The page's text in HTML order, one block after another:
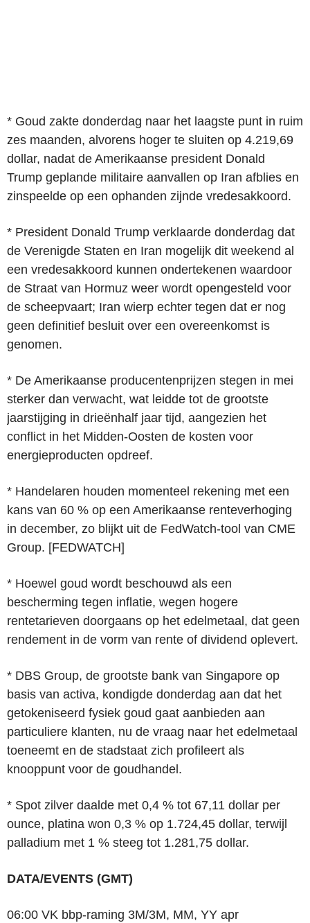
* Goud zakte donderdag naar het laagste punt in ruim
zes maanden, alvorens hoger te sluiten op 4.219,69
dollar, nadat de Amerikaanse president Donald
Trump geplande militaire aanvallen op Iran afblies en
zinspeelde op een ophanden zijnde vredesakkoord.
* President Donald Trump verklaarde donderdag dat
de Verenigde Staten en Iran mogelijk dit weekend al
een vredesakkoord kunnen ondertekenen waardoor
de Straat van Hormuz weer wordt opengesteld voor
de scheepvaart; Iran wierp echter tegen dat er nog
geen definitief besluit over een overeenkomst is
genomen.
* De Amerikaanse producentenprijzen stegen in mei
sterker dan verwacht, wat leidde tot de grootste
jaarstijging in drieënhalf jaar tijd, aangezien het
conflict in het Midden-Oosten de kosten voor
energieproducten opdreef.
* Handelaren houden momenteel rekening met een
kans van 60 % op een Amerikaanse renteverhoging
in december, zo blijkt uit de FedWatch-tool van CME
Group. [FEDWATCH]
* Hoewel goud wordt beschouwd als een
bescherming tegen inflatie, wegen hogere
rentetarieven doorgaans op het edelmetaal, dat geen
rendement in de vorm van rente of dividend oplevert.
* DBS Group, de grootste bank van Singapore op
basis van activa, kondigde donderdag aan dat het
getokeniseerd fysiek goud gaat aanbieden aan
particuliere klanten, nu de vraag naar het edelmetaal
toeneemt en de stadstaat zich profileert als
knooppunt voor de goudhandel.
* Spot zilver daalde met 0,4 % tot 67,11 dollar per
ounce, platina won 0,3 % op 1.724,45 dollar, terwijl
palladium met 1 % steeg tot 1.281,75 dollar.
DATA/EVENTS (GMT)
06:00 VK bbp-raming 3M/3M, MM, YY apr